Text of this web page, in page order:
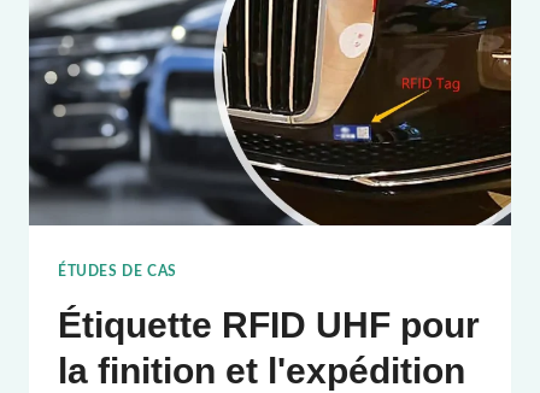
LA
NFC
POUR
APPLICATIONS
INDUSTRIELLES
ÉTUDES DE CAS
Étiquette RFID UHF pour
la finition et l'expédition